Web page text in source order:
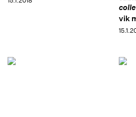
vik